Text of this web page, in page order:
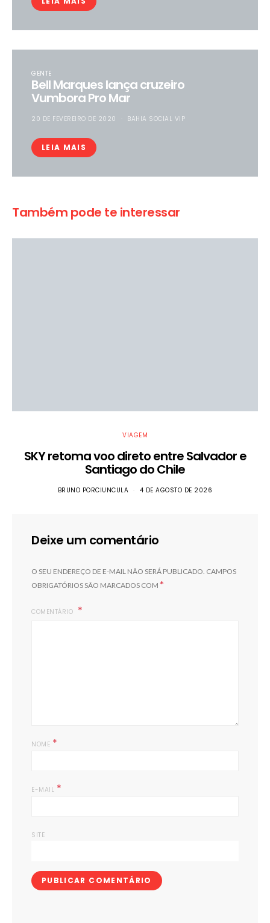
GENTE
Bell Marques lança cruzeiro
Vumbora Pro Mar
20 DE FEVEREIRO DE 2020 BAHIA SOCIAL VIP
LEIA MAIS
Também pode te interessar
VIAGEM
SKY retoma voo direto entre Salvador e
Santiago do Chile
BRUNO PORCIUNCULA 4 DE AGOSTO DE 2026
Deixe um comentário
O SEU ENDEREÇO DE E-MAIL NÃO SERÁ PUBLICADO. CAMPOS
OBRIGATÓRIOS SÃO MARCADOS COM *
COMENTÁRIO
NOME *
E-MAIL *
SITE